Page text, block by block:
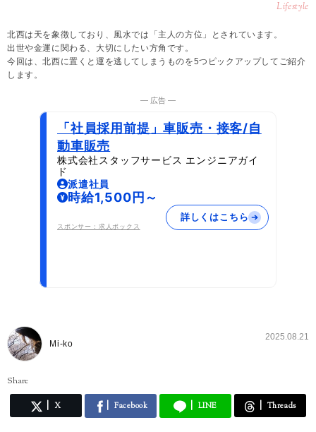
Lifestyle
北西は天を象徴しており、風水では「主人の方位」とされています。
出世や金運に関わる、大切にしたい方角です。
今回は、北西に置くと運を逃してしまうものを5つピックアップしてご紹介
します。
― 広告 ―
「社員採用前提」車販売・接客/自
動車販売
株式会社スタッフサービス エンジニアガイ
ド
派遣社員
時給1,500円～
スポンサー：求人ボックス
詳しくはこちら
Mi-ko
2025.08.21
Share
X Facebook LINE Threads